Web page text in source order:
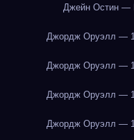
Джейн Остин —
Джордж Оруэлл —
Джордж Оруэлл —
Джордж Оруэлл —
Джордж Оруэлл —